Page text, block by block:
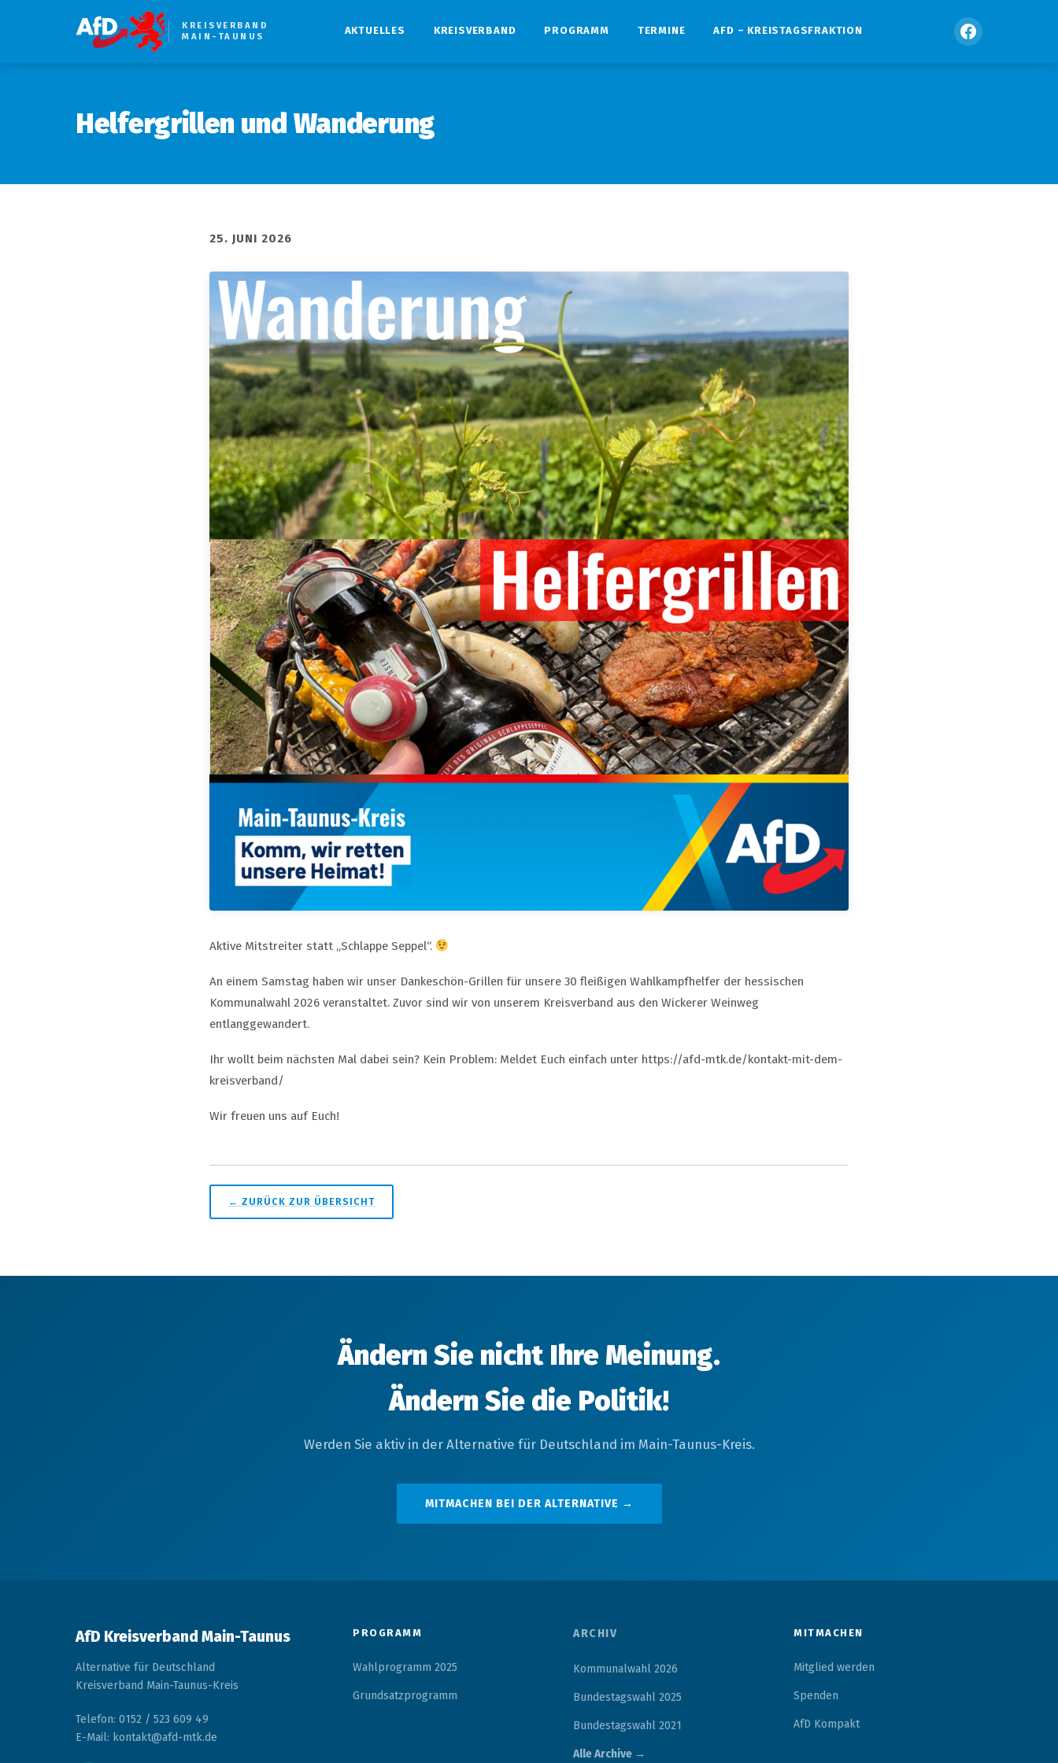
KREISVERBAND
MAIN-TAUNUS
AKTUELLES KREISVERBAND PROGRAMM TERMINE AFD – KREISTAGSFRAKTION
Helfergrillen und Wanderung
25. JUNI 2026
Aktive Mitstreiter statt „Schlappe Seppel“.
An einem Samstag haben wir unser Dankeschön-Grillen für unsere 30 fleißigen Wahlkampfhelfer der hessischen
Kommunalwahl 2026 veranstaltet. Zuvor sind wir von unserem Kreisverband aus den Wickerer Weinweg
entlanggewandert.
Ihr wollt beim nächsten Mal dabei sein? Kein Problem: Meldet Euch einfach unter https://afd-mtk.de/kontakt-mit-dem-
kreisverband/
Wir freuen uns auf Euch!
← ZURÜCK ZUR ÜBERSICHT
Ändern Sie nicht Ihre Meinung.
Ändern Sie die Politik!
Werden Sie aktiv in der Alternative für Deutschland im Main-Taunus-Kreis.
MITMACHEN BEI DER ALTERNATIVE →
AfD Kreisverband Main-Taunus
Alternative für Deutschland
Kreisverband Main-Taunus-Kreis
Telefon: 0152 / 523 609 49
E-Mail: kontakt@afd-mtk.de
PROGRAMM
Wahlprogramm 2025
Grundsatzprogramm
ARCHIV
Kommunalwahl 2026
Bundestagswahl 2025
Bundestagswahl 2021
Alle Archive →
MITMACHEN
Mitglied werden
Spenden
AfD Kompakt